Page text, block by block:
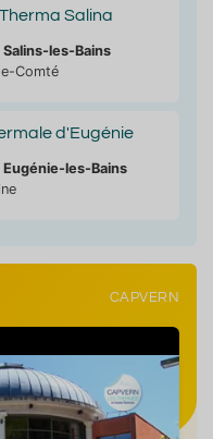
Salina
Salins-les-Bains
Comté
d'Eugénie
Eugénie-les-Bains
CAPVERN